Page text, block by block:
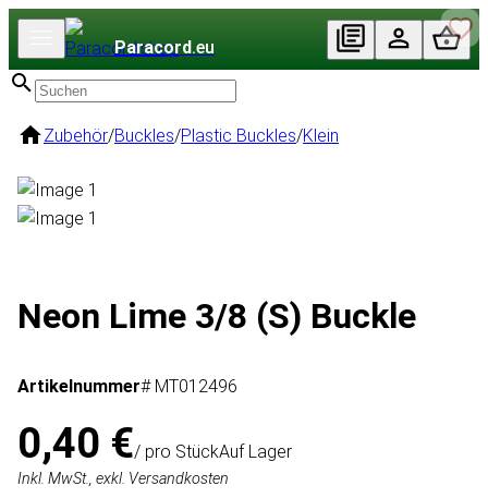
Paracord.eu
Zubehör/Buckles/Plastic Buckles/Klein
Neon Lime 3/8 (S) Buckle
Artikelnummer# MT012496
0,40 €/ pro StückAuf Lager
Inkl. MwSt., exkl. Versandkosten